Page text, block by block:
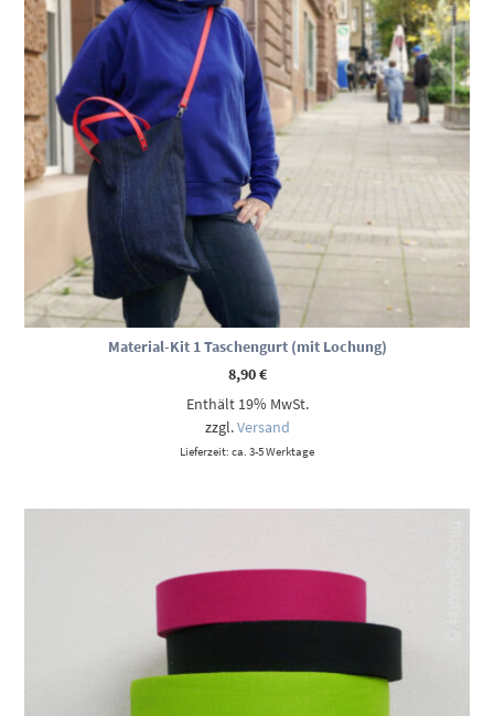
Material-Kit 1 Taschengurt (mit Lochung)
8,90€
Enthält 19% MwSt.
zzgl.Versand
Lieferzeit: ca. 3-5 Werktage